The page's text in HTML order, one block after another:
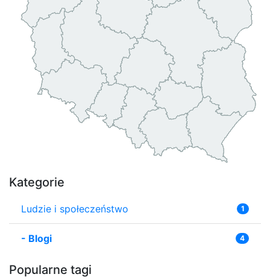
Kategorie
Ludzie i społeczeństwo 1
- Blogi 4
Popularne tagi